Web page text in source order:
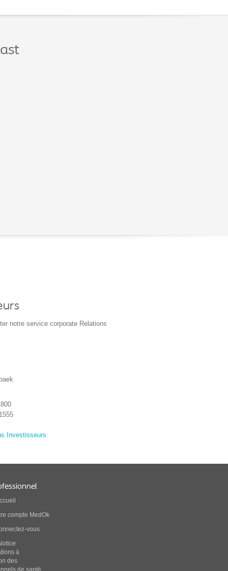
notre service corporate Relations
Investisseurs
compte MedOk
vous
à
des
de santé